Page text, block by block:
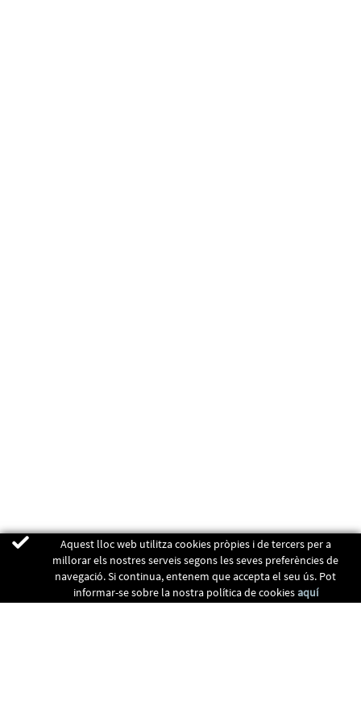
Aquest lloc web utilitza cookies pròpies i de tercers per a
millorar els nostres serveis segons les seves preferències de
navegació. Si continua, entenem que accepta el seu ús. Pot
informar-se sobre la nostra política de cookies aquí